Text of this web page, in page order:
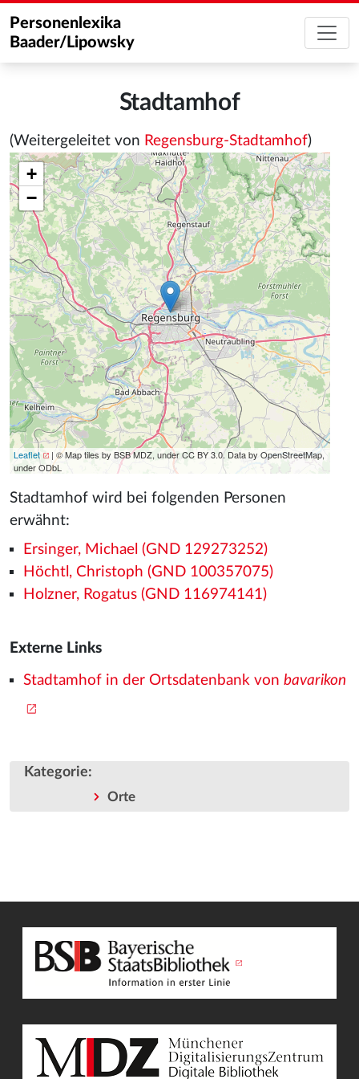
Personenlexika
Baader/Lipowsky
Stadtamhof
(Weitergeleitet von Regensburg-Stadtamhof)
+
−
Leaflet
| © Map tiles by BSB MDZ, under CC BY 3.0. Data by OpenStreetMap,
under ODbL
Stadtamhof wird bei folgenden Personen
erwähnt:
Ersinger, Michael (GND 129273252)
Höchtl, Christoph (GND 100357075)
Holzner, Rogatus (GND 116974141)
Externe Links
Stadtamhof in der Ortsdatenbank von bavarikon
Kategorie:
Orte